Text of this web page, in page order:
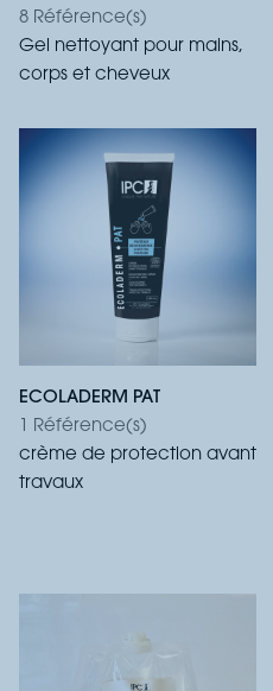
8 Référence(s)
Gel nettoyant pour mains,
corps et cheveux
ECOLADERM PAT
1 Référence(s)
crème de protection avant
travaux